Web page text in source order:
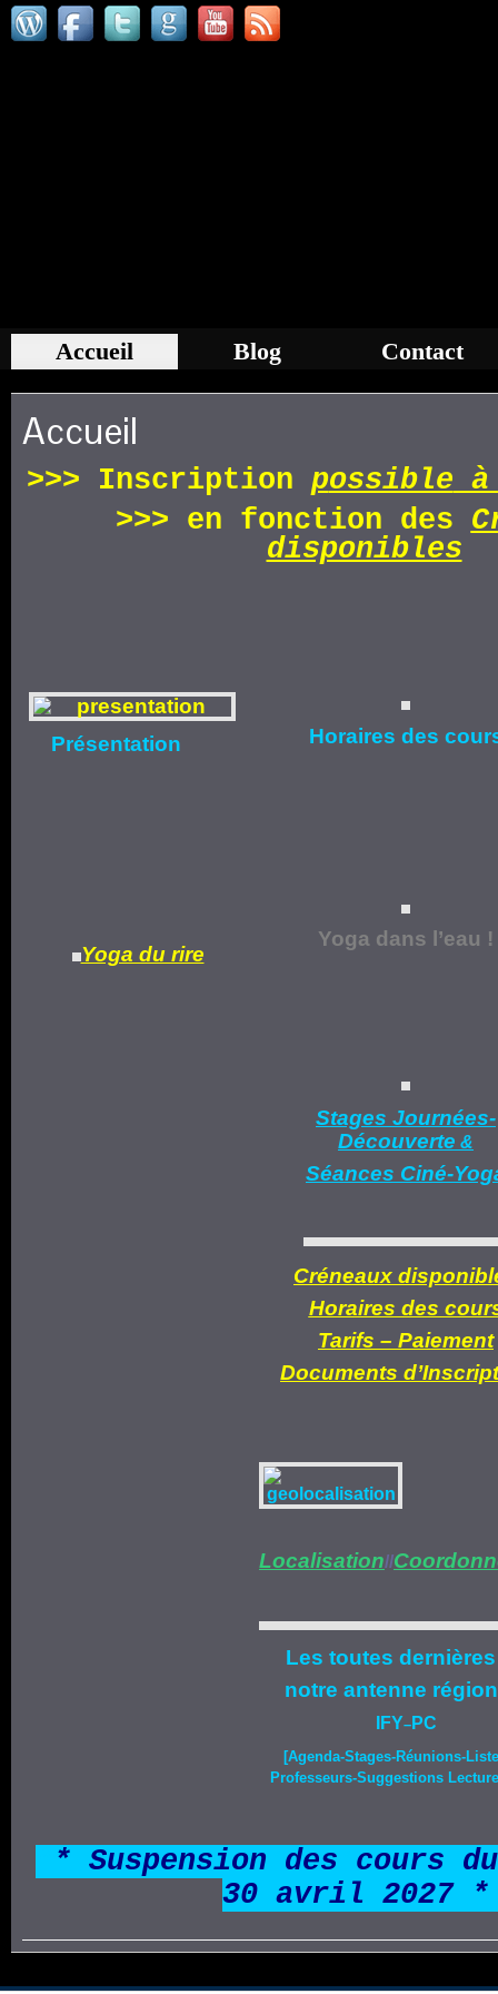
Accueil Blog Contact
Accueil
>>> Inscription possible à
>>> en fonction des
disponibles
Présentation Horaires des
Yoga du rire
Yoga dans l’eau !
Stages Journées-
Découverte &
Séances Ciné-
Créneaux
Horaires des
Tarifs – Paiement
Documents d’
Localisation//
Les toutes
notre antenne
IFY–PC
[Agenda-Stages-Réunions-
Professeurs-Suggestions
* Suspension des cours
30 avril 2027 *